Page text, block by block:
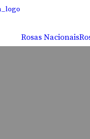
Rosas Nacionais